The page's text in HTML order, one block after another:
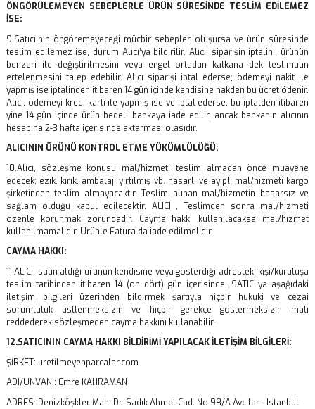
ÖNGÖRÜLEMEYEN SEBEPLERLE ÜRÜN SÜRESİNDE TESLİM EDİLEMEZ
İSE:
9.Satıcı’nın öngöremeyeceği mücbir sebepler oluşursa ve ürün süresinde
teslim edilemez ise, durum Alıcı’ya bildirilir. Alıcı, siparişin iptalini, ürünün
benzeri ile değiştirilmesini veya engel ortadan kalkana dek teslimatın
ertelenmesini talep edebilir. Alıcı siparişi iptal ederse; ödemeyi nakit ile
yapmış ise iptalinden itibaren 14 gün içinde kendisine nakden bu ücret ödenir.
Alıcı, ödemeyi kredi kartı ile yapmış ise ve iptal ederse, bu iptalden itibaren
yine 14 gün içinde ürün bedeli bankaya iade edilir, ancak bankanın alıcının
hesabına 2-3 hafta içerisinde aktarması olasıdır.
ALICININ ÜRÜNÜ KONTROL ETME YÜKÜMLÜLÜĞÜ:
10.Alıcı, sözleşme konusu mal/hizmeti teslim almadan önce muayene
edecek; ezik, kırık, ambalajı yırtılmış vb. hasarlı ve ayıplı mal/hizmeti kargo
şirketinden teslim almayacaktır. Teslim alınan mal/hizmetin hasarsız ve
sağlam olduğu kabul edilecektir. ALICI , Teslimden sonra mal/hizmeti
özenle korunmak zorundadır. Cayma hakkı kullanılacaksa mal/hizmet
kullanılmamalıdır. Ürünle Fatura da iade edilmelidir.
CAYMA HAKKI:
11.ALICI; satın aldığı ürünün kendisine veya gösterdiği adresteki kişi/kuruluşa
teslim tarihinden itibaren 14 (on dört) gün içerisinde, SATICI’ya aşağıdaki
iletişim bilgileri üzerinden bildirmek şartıyla hiçbir hukuki ve cezai
sorumluluk üstlenmeksizin ve hiçbir gerekçe göstermeksizin malı
reddederek sözleşmeden cayma hakkını kullanabilir.
12.SATICININ CAYMA HAKKI BİLDİRİMİ YAPILACAK İLETİŞİM BİLGİLERİ:
ŞİRKET: uretilmeyenparcalar.com
ADI/UNVANI: Emre KAHRAMAN
ADRES: Denizköşkler Mah. Dr. Sadık Ahmet Cad. No 98/A Avcılar - Istanbul